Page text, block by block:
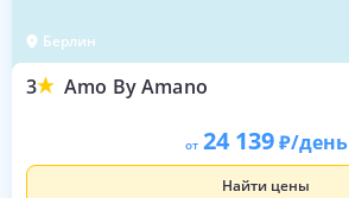
Берлин
3 Amo By Amano
от 24 139 /день
Найти цены